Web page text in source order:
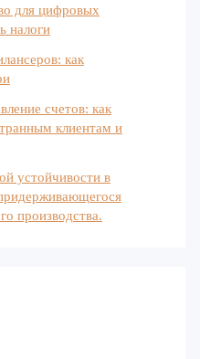
для цифровых
налоги
как
счетов: как
клиентам и
устойчивости в
производства.